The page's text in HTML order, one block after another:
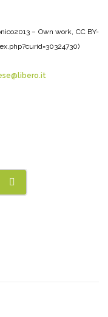
– Own work, CC BY-
SEARCH